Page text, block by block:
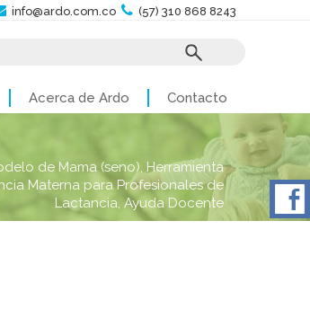
info@ardo.com.co (57) 310 868 8243
Acerca de Ardo Contacto
de Mama (seno), Herramienta
Materna para Profesionales de
Lactancia, Ayuda Docente